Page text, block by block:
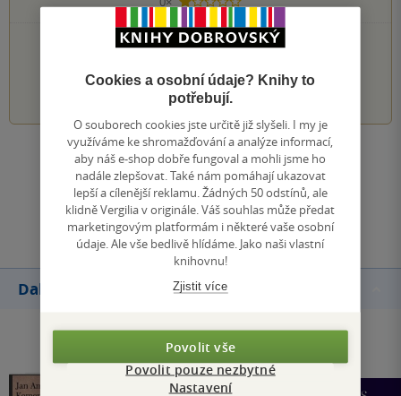
1 hvezdička
PŘIDEJTE SVÉ HODNOCENÍ KNIHY
1 2 3 4 5
Zobrazit všechna hodnocení
Přidat hodnocení
Další knihy autora
Cookies a osobní údaje? Knihy to
potřebují.
O souborech cookies jste určitě již slyšeli. I my je
využíváme ke shromažďování a analýze informací,
aby náš e-shop dobře fungoval a mohli jsme ho
nadále zlepšovat. Také nám pomáhají ukazovat
lepší a cílenější reklamu. Žádných 50 odstínů, ale
klidně Vergilia v originále. Váš souhlas může předat
marketingovým platformám i některé vaše osobní
údaje. Ale vše bedlivě hlídáme. Jako naši vlastní
knihovnu!
Zjistit více
Povolit vše
Povolit pouze nezbytné
Nastavení